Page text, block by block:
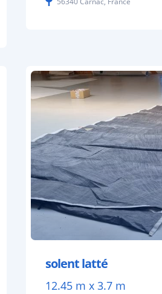
solent latté
12.45 m x 3.7 m